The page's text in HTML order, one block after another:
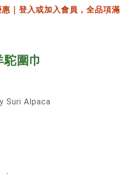
｜登入或加入會員，全品項滿
駝圍巾
Suri Alpaca